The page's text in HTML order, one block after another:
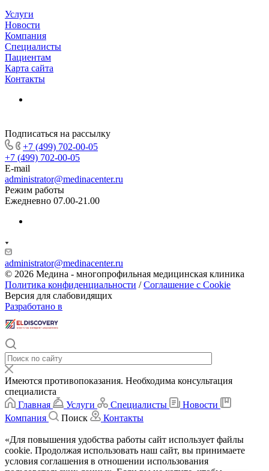
Услуги
Новости
Компания
Специалисты
Пациентам
Карта сайта
Контакты
Подписаться на рассылку
+7 (499) 702-00-05
+7 (499) 702-00-05
E-mail
administrator@medinacenter.ru
Режим работы
Ежедневно 07.00-21.00
administrator@medinacenter.ru
© 2026 Медина - многопрофильная медицинская клиника
Политика конфиденциальности /Соглашение с Cookie
Версия для слабовидящих
Разработано в
Имеются противопоказания. Необходима консультация
специалиста
Главная
Услуги Специалисты
Новости
Компания
Поиск Контакты
«Для повышения удобства работы сайт использует файлы
cookie. Продолжая использовать наш сайт, вы принимаете
условия соглашения в отношении использования